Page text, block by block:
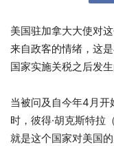
美国驻加拿大大使对
来自政客的情绪，这
国家实施关税之后发生
当被问及自今年4月开
时，彼得·胡克斯特拉
就是这个国家对美国的